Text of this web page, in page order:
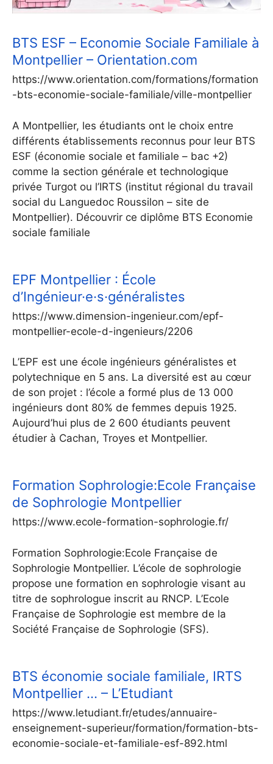
BTS ESF – Economie Sociale Familiale à
Montpellier – Orientation.com
https://www.orientation.com/formations/formation
-bts-economie-sociale-familiale/ville-montpellier
A Montpellier, les étudiants ont le choix entre
différents établissements reconnus pour leur BTS
ESF (économie sociale et familiale – bac +2)
comme la section générale et technologique
privée Turgot ou l’IRTS (institut régional du travail
social du Languedoc Roussilon – site de
Montpellier). Découvrir ce diplôme BTS Economie
sociale familiale
EPF Montpellier : École
d’Ingénieur·e·s·généralistes
https://www.dimension-ingenieur.com/epf-
montpellier-ecole-d-ingenieurs/2206
L’EPF est une école ingénieurs généralistes et
polytechnique en 5 ans. La diversité est au cœur
de son projet : l’école a formé plus de 13 000
ingénieurs dont 80% de femmes depuis 1925.
Aujourd’hui plus de 2 600 étudiants peuvent
étudier à Cachan, Troyes et Montpellier.
Formation Sophrologie:Ecole Française
de Sophrologie Montpellier
https://www.ecole-formation-sophrologie.fr/
Formation Sophrologie:Ecole Française de
Sophrologie Montpellier. L’école de sophrologie
propose une formation en sophrologie visant au
titre de sophrologue inscrit au RNCP. L’Ecole
Française de Sophrologie est membre de la
Société Française de Sophrologie (SFS).
BTS économie sociale familiale, IRTS
Montpellier … – L’Etudiant
https://www.letudiant.fr/etudes/annuaire-
enseignement-superieur/formation/formation-bts-
economie-sociale-et-familiale-esf-892.html